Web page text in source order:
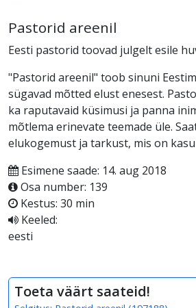
Pastorid areenil
Eesti pastorid toovad julgelt esile
"Pastorid areenil" toob sinuni
sügavad mõtted elust enesest.
ka raputavaid küsimusi ja panna
mõtlema erinevate teemade üle.
elukogemust ja tarkust, mis on
Esimene saade: 14. aug 2018
Osa number: 139
Kestus: 30 min
Keeled:
eesti
Toeta väärt saateid!